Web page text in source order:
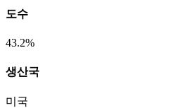
도수
43.2%
생산국
미국